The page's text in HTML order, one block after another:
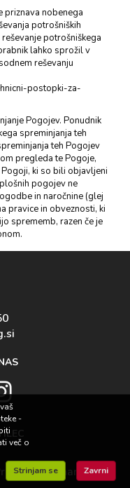
priznava nobenega
potrošniških
potrošniškega
lahko sprožil v
reševanju
postopki-za-
Pogojev. Ponudnik
spreminjanja teh
teh Pogojev
pregleda te Pogoje,
ki so bili objavljeni
pogojev ne
in naročnine (glej
pravice in obveznosti, ki
sprememb, razen če je
se nam.
-
več o
Strinjam se
Zavrni